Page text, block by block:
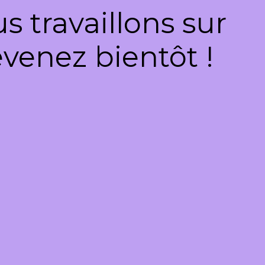
travaillons sur
bientôt !